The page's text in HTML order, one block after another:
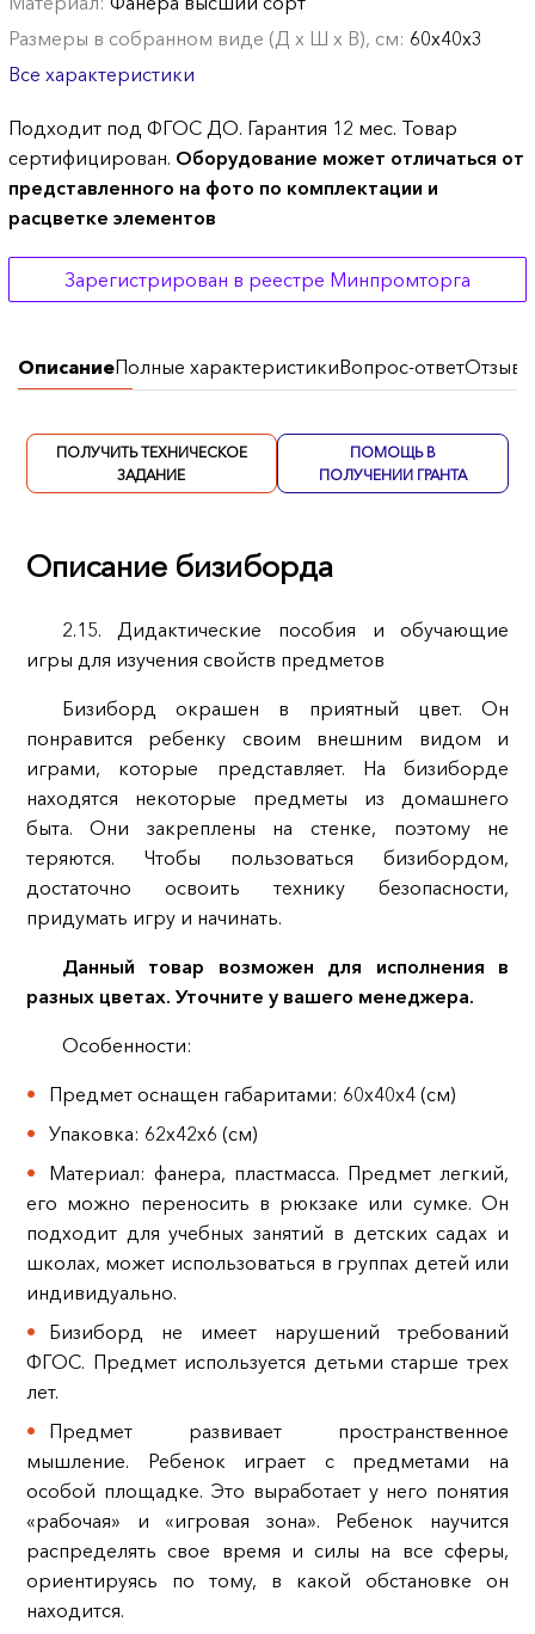
Размеры в собранном виде (Д х Ш х В), см: 60х40х3
Все характеристики
Подходит под ФГОС ДО. Гарантия 12 мес. Товар
сертифицирован. Оборудование может отличаться от
представленного на фото по комплектации и
расцветке элементов
Зарегистрирован в реестре Минпромторга
ОписаниеПолные характеристикиВопрос-ответОтзывы
ПОЛУЧИТЬ ТЕХНИЧЕСКОЕ
ЗАДАНИЕ
ПОМОЩЬ В
ПОЛУЧЕНИИ ГРАНТА
Описание бизиборда
2.15. Дидактические пособия и обучающие
игры для изучения свойств предметов
Бизиборд окрашен в приятный цвет. Он
понравится ребенку своим внешним видом и
играми, которые представляет. На бизиборде
находятся некоторые предметы из домашнего
быта. Они закреплены на стенке, поэтому не
теряются. Чтобы пользоваться бизибордом,
достаточно освоить технику безопасности,
придумать игру и начинать.
Данный товар возможен для исполнения в
разных цветах. Уточните у вашего менеджера.
Особенности:
Предмет оснащен габаритами: 60х40х4 (см)
Упаковка: 62х42х6 (см)
Материал: фанера, пластмасса. Предмет легкий,
его можно переносить в рюкзаке или сумке. Он
подходит для учебных занятий в детских садах и
школах, может использоваться в группах детей или
индивидуально.
Бизиборд не имеет нарушений требований
ФГОС. Предмет используется детьми старше трех
лет.
Предмет развивает пространственное
мышление. Ребенок играет с предметами на
особой площадке. Это выработает у него понятия
«рабочая» и «игровая зона». Ребенок научится
распределять свое время и силы на все сферы,
ориентируясь по тому, в какой обстановке он
находится.